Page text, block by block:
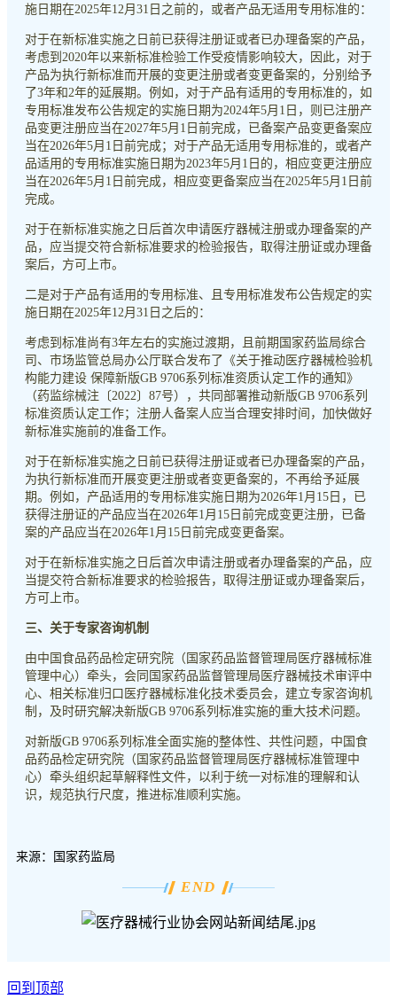
施日期在2025年12月31日之前的，或者产品无适用专用标准的：
对于在新标准实施之日前已获得注册证或者已办理备案的产品，
考虑到2020年以来新标准检验工作受疫情影响较大，因此，对于
产品为执行新标准而开展的变更注册或者变更备案的，分别给予
了3年和2年的延展期。例如，对于产品有适用的专用标准的，如
专用标准发布公告规定的实施日期为2024年5月1日，则已注册产
品变更注册应当在2027年5月1日前完成，已备案产品变更备案应
当在2026年5月1日前完成；对于产品无适用专用标准的，或者产
品适用的专用标准实施日期为2023年5月1日的，相应变更注册应
当在2026年5月1日前完成，相应变更备案应当在2025年5月1日前
完成。
对于在新标准实施之日后首次申请医疗器械注册或办理备案的产
品，应当提交符合新标准要求的检验报告，取得注册证或办理备
案后，方可上市。
二是对于产品有适用的专用标准、且专用标准发布公告规定的实
施日期在2025年12月31日之后的：
考虑到标准尚有3年左右的实施过渡期，且前期国家药监局综合
司、市场监管总局办公厅联合发布了《关于推动医疗器械检验机
构能力建设 保障新版GB 9706系列标准资质认定工作的通知》
（药监综械注〔2022〕87号），共同部署推动新版GB 9706系列
标准资质认定工作；注册人备案人应当合理安排时间，加快做好
新标准实施前的准备工作。
对于在新标准实施之日前已获得注册证或者已办理备案的产品，
为执行新标准而开展变更注册或者变更备案的，不再给予延展
期。例如，产品适用的专用标准实施日期为2026年1月15日，已
获得注册证的产品应当在2026年1月15日前完成变更注册，已备
案的产品应当在2026年1月15日前完成变更备案。
对于在新标准实施之日后首次申请注册或者办理备案的产品，应
当提交符合新标准要求的检验报告，取得注册证或办理备案后，
方可上市。
三、关于专家咨询机制
由中国食品药品检定研究院（国家药品监督管理局医疗器械标准
管理中心）牵头，会同国家药品监督管理局医疗器械技术审评中
心、相关标准归口医疗器械标准化技术委员会，建立专家咨询机
制，及时研究解决新版GB 9706系列标准实施的重大技术问题。
对新版GB 9706系列标准全面实施的整体性、共性问题，中国食
品药品检定研究院（国家药品监督管理局医疗器械标准管理中
心）牵头组织起草解释性文件，以利于统一对标准的理解和认
识，规范执行尺度，推进标准顺利实施。
来源：国家药监局
END
回到顶部